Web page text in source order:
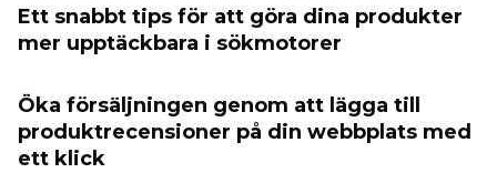
Ett snabbt tips för att göra dina produkter
mer upptäckbara i sökmotorer
Öka försäljningen genom att lägga till
produktrecensioner på din webbplats med
ett klick